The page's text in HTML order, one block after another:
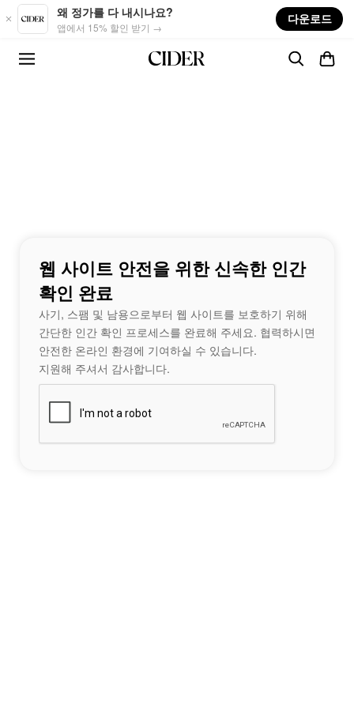
Skip to main content
왜 정가를 다 내시나요?
앱에서 15% 할인 받기 →
다운로드
웹 사이트 안전을 위한 신속한 인간
확인 완료
사기, 스팸 및 남용으로부터 웹 사이트를 보호하기 위해
간단한 인간 확인 프로세스를 완료해 주세요. 협력하시면
안전한 온라인 환경에 기여하실 수 있습니다.
지원해 주셔서 감사합니다.